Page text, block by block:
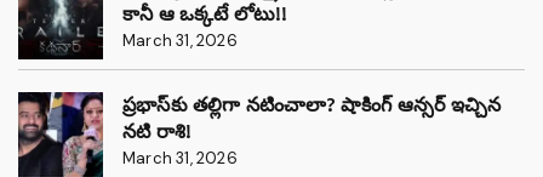
కానీ ఆ ఒక్కటే లోటు!!
March 31, 2026
ప్రభాస్‌కు తల్లిగా నటించాలా? షాకింగ్ ఆన్సర్ ఇచ్చిన
నటి రాశి!
March 31, 2026